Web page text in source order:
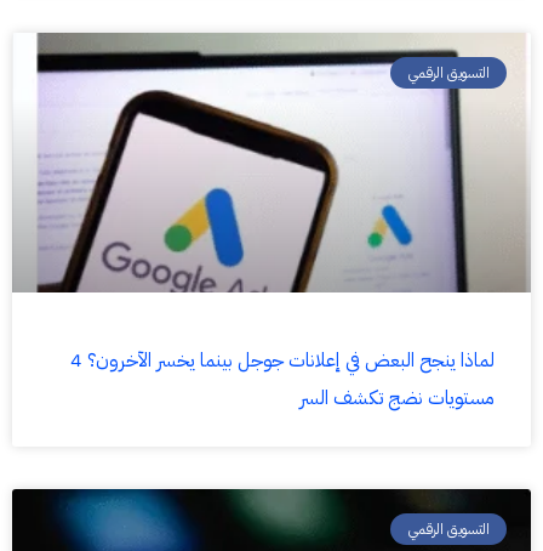
التسويق الرقمي
لماذا ينجح البعض في إعلانات جوجل بينما يخسر الآخرون؟ 4
مستويات نضج تكشف السر
التسويق الرقمي